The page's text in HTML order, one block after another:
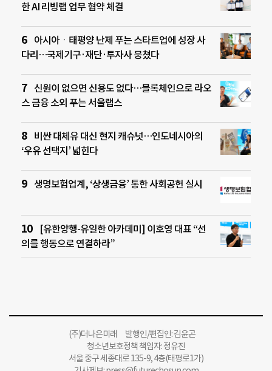
한 AI 리빙랩 업무 협약 체결
아시아ㆍ태평양 난제 푸는 스타트업에 성장 사
다리…국제기구·재단·투자사 뭉쳤다
신원이 없으면 신용도 없다…블록체인으로 라오
스 금융 소외 푸는 서울랩스
비싼 대체유 대신 현지 캐슈넛…인도네시아의
‘우유 선택지’ 넓힌다
생명보험업계, ‘상생금융’ 통한 사회공헌 실시
[유한양행-유일한 아카데미] 이호영 대표 “선
의를 행동으로 연결하라”
(주)더나은미래 발행인/편집인: 김윤곤
청소년보호정책 책임자: 정유진
서울 중구 세종대로 135-9, 4층(태평로1가)